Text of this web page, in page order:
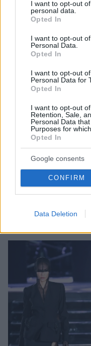
not limited to your visit
grant or deny consent
use your data for
consent section.
I want to opt-out
personal data.
Opted In
I want to opt-out
Personal Data.
Opted In
I want to opt-out
Personal Data for
Opted In
I want to opt-out
Retention, Sale,
Personal Data
Purposes for
Opted In
Google consents
CONFIRM
Data Deletion
Greece’s New Age
Επτά νέα και ωραία
στην Ελλάδα,
brands. Αξίζει να τα